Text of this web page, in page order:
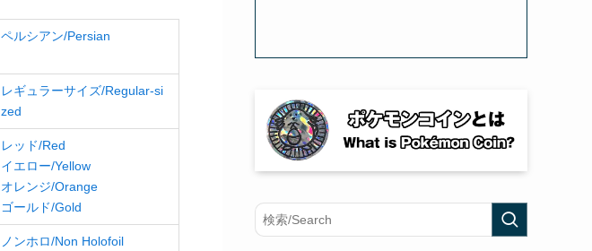
ペルシアン/Persian
レギュラーサイズ/Regular-si
zed
レッド/Red
イエロー/Yellow
オレンジ/Orange
ゴールド/Gold
ノンホロ/Non Holofoil